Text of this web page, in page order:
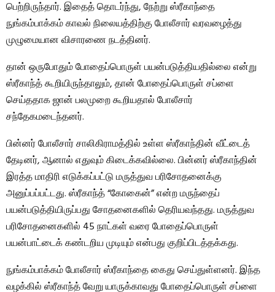
பெற்றிருந்தார். இதைத் தொடர்ந்து, நேற்று ஸ்ரீகாந்தை
நுங்கம்பாக்கம் காவல் நிலையத்திற்கு போலீசார் வரவழைத்து
முழுமையான விசாரணை நடத்தினர்.
தான் ஒருபோதும் போதைப்பொருள் பயன்படுத்தியதில்லை என்று
ஸ்ரீகாந்த் கூறியிருந்தாலும், தான் போதைப்பொருள் சப்ளை
செய்ததாக ஜான் பலமுறை கூறியதால் போலீசார்
சந்தேகமடைந்தனர்.
பின்னர் போலீசார் சாலிகிராமத்தில் உள்ள ஸ்ரீகாந்தின் வீட்டைத்
தேடினர், ஆனால் எதுவும் கிடைக்கவில்லை. பின்னர் ஸ்ரீகாந்தின்
இரத்த மாதிரி எடுக்கப்பட்டு மருத்துவ பரிசோதனைக்கு
அனுப்பப்பட்டது. ஸ்ரீகாந்த் “கோகைன்” என்ற மருந்தைப்
பயன்படுத்தியிருப்பது சோதனைகளில் தெரியவந்தது. மருத்துவ
பரிசோதனைகளில் 45 நாட்கள் வரை போதைப்பொருள்
பயன்பாட்டைக் கண்டறிய முடியும் என்பது குறிப்பிடத்தக்கது.
நுங்கம்பாக்கம் போலீசார் ஸ்ரீகாந்தை கைது செய்துள்ளனர். இந்த
வழக்கில் ஸ்ரீகாந்த் வேறு யாருக்காவது போதைப்பொருள் சப்ளை